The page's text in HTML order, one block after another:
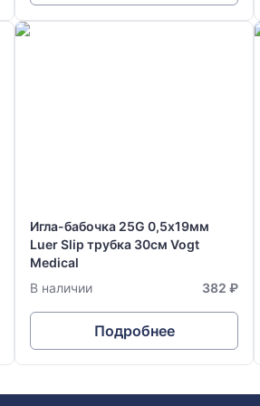
Игла-бабочка 25G 0,5х19мм
Luer Slip трубка 30см Vogt
Medical
В наличии
382 ₽
Подробнее